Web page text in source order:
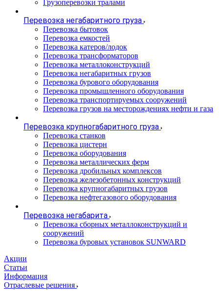
Грузоперевозки тралами
Перевозка негабаритного груза
Перевозка бытовок
Перевозка емкостей
Перевозка катеров/лодок
Перевозка трансформаторов
Перевозка металлоконструкций
Перевозка негабаритных грузов
Перевозка бурового оборудования
Перевозка промышленного оборудования
Перевозка транспортируемых сооружений
Перевозка грузов на месторождениях нефти и газа
Перевозка крупногабаритного груза
Перевозка станков
Перевозка цистерн
Перевозка оборудования
Перевозка металлических ферм
Перевозка дробильных комплексов
Перевозка железобетонных конструкций
Перевозка крупногабаритных грузов
Перевозка нефтегазового оборудования
Перевозка негабарита
Перевозка сборных металлоконструкций и
сооружений
Перевозка буровых установок SUNWARD
Акции
Статьи
Информация
Отраслевые решения